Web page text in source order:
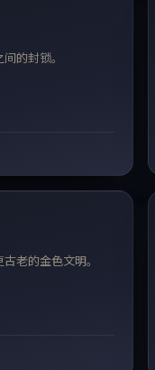
的封锁。
老的金色文明。